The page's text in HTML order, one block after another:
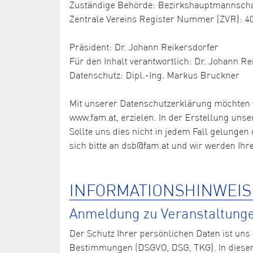
Zuständige Behörde:
Zentrale Vereins Register Nummer (ZVR):
Präsident: Dr. Johann Reikersdorfer
Für den Inhalt verantwortlich: Dr. Johann
Datenschutz: Dipl.-Ing. Markus Bruckner
Mit unserer Datenschutzerklärung möchten
www.fam.at, erzielen. In der Erstellung
Sollte uns dies nicht in jedem Fall
sich bitte an dsb@fam.at und wir werden
Anmeldung zu
Der Schutz Ihrer persönlichen Daten ist
Bestimmungen (DSGVO, DSG, TKG). In